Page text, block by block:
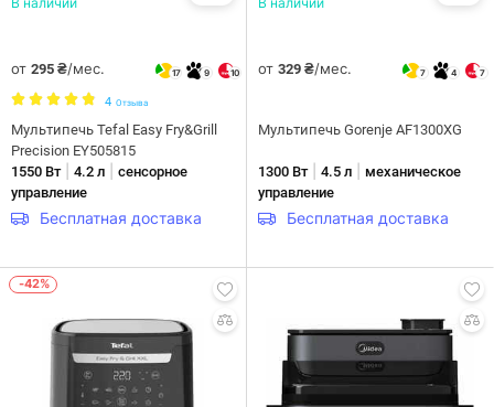
от 295 ₴/мес. 17 9 10
4 Отзыва
Мультипечь Tefal Easy Fry&Grill
Precision EY505815
1550 Вт| 4.2 л
сенсорное
управление
Бесплатная доставка
от 329 ₴/мес. 7 4 7
Мультипечь Gorenje AF1300XG
1300 Вт| 4.5 л
механическое
управление
Бесплатная доставка
-42%